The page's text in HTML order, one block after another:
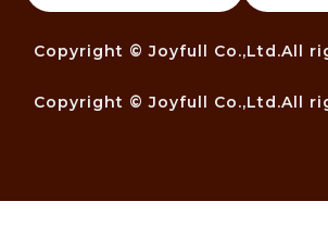
Copyright © Joyfull Co.,Ltd.All
Copyright © Joyfull Co.,Ltd.All